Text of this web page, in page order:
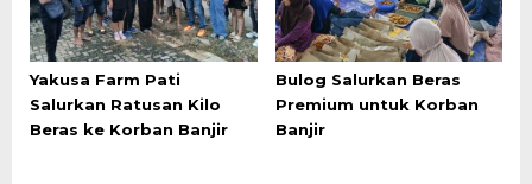
Yakusa Farm Pati
Salurkan Ratusan Kilo
Beras ke Korban Banjir
Bulog Salurkan Beras
Premium untuk Korban
Banjir